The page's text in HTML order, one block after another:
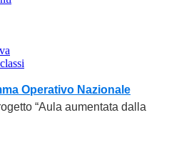
Operativo Nazionale
“Aula aumentata dalla